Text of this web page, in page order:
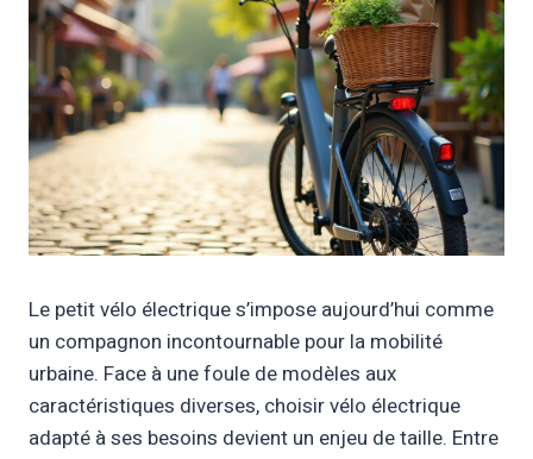
Le petit vélo électrique s’impose aujourd’hui comme
un compagnon incontournable pour la mobilité
urbaine. Face à une foule de modèles aux
caractéristiques diverses, choisir vélo électrique
adapté à ses besoins devient un enjeu de taille. Entre